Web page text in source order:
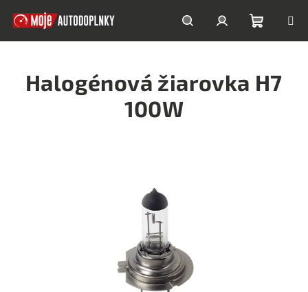
HľadaťPrihlásenie
košík
Halogénová žiarovka H7
100W